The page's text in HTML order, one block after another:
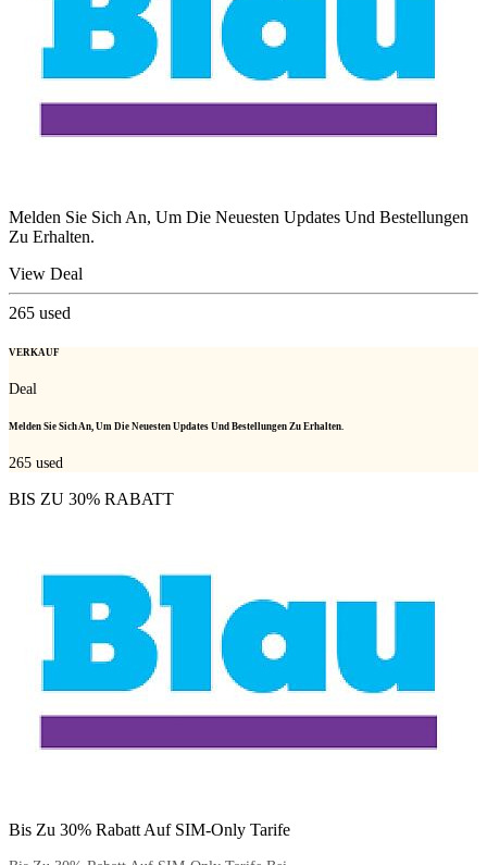
Melden Sie Sich An, Um Die Neuesten Updates Und Bestellungen
Zu Erhalten.
View Deal
265 used
VERKAUF
Deal
Melden Sie Sich An, Um Die Neuesten Updates Und Bestellungen Zu Erhalten.
265 used
BIS ZU 30% RABATT
Bis Zu 30% Rabatt Auf SIM-Only Tarife